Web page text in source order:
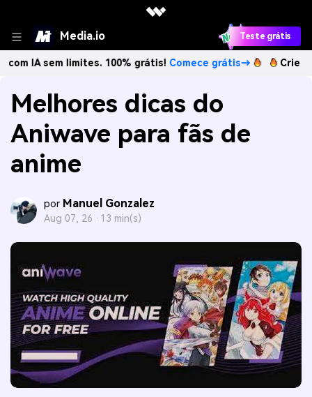
Media.io Teste grátis
limites. 100% grátis!Comece grátis→ Crie imagens
Melhores dicas do
Aniwave para fãs de
anime
por Manuel Gonzalez
Aug 07, 26 · 13 min(s)